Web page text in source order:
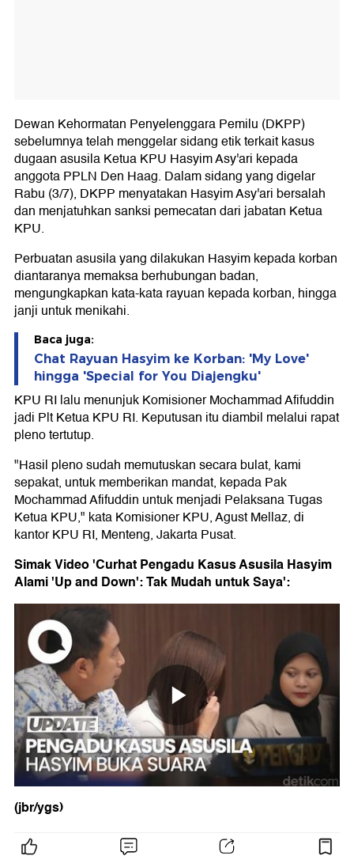
Dewan Kehormatan Penyelenggara Pemilu (DKPP)
sebelumnya telah menggelar sidang etik terkait kasus
dugaan asusila Ketua KPU Hasyim Asy'ari kepada
anggota PPLN Den Haag. Dalam sidang yang digelar
Rabu (3/7), DKPP menyatakan Hasyim Asy'ari bersalah
dan menjatuhkan sanksi pemecatan dari jabatan Ketua
KPU.
Perbuatan asusila yang dilakukan Hasyim kepada korban
diantaranya memaksa berhubungan badan,
mengungkapkan kata-kata rayuan kepada korban, hingga
janji untuk menikahi.
Baca juga:
Chat Rayuan Hasyim ke Korban: 'My Love'
hingga 'Special for You Diajengku'
KPU RI lalu menunjuk Komisioner Mochammad Afifuddin
jadi Plt Ketua KPU RI. Keputusan itu diambil melalui rapat
pleno tertutup.
"Hasil pleno sudah memutuskan secara bulat, kami
sepakat, untuk memberikan mandat, kepada Pak
Mochammad Afifuddin untuk menjadi Pelaksana Tugas
Ketua KPU," kata Komisioner KPU, Agust Mellaz, di
kantor KPU RI, Menteng, Jakarta Pusat.
Simak Video 'Curhat Pengadu Kasus Asusila Hasyim
Alami 'Up and Down': Tak Mudah untuk Saya':
(jbr/ygs)